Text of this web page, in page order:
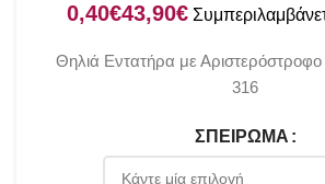
€
€
Θηλιά Εντατήρα με
316
ΣΠΕΊΡΩΜΑ